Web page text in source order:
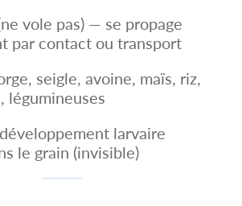
vole pas) — se propage
par contact ou transport
seigle, avoine, maïs, riz,
légumineuses
larvaire
le grain (invisible)